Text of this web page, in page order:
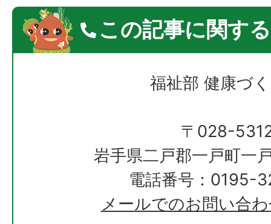
この記事に関す
福祉部 健康づ
〒028-
岩手県二戸郡一戸町一
電話番号：0195-
メールでのお問い合